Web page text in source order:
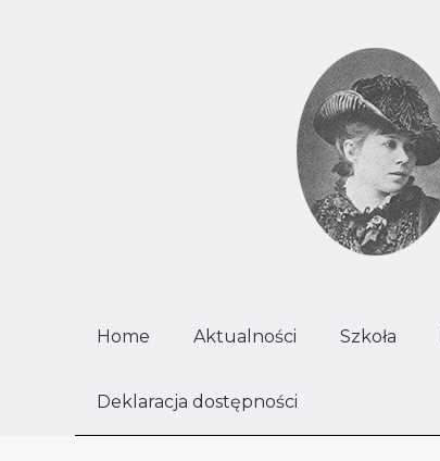
Home Aktualności Szkoła
Deklaracja dostępności